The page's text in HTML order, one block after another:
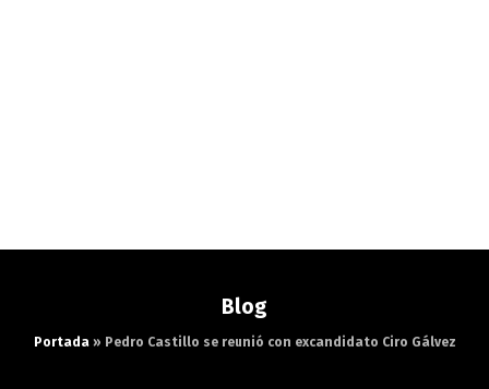
Blog
Portada» Pedro Castillo se reunió con excandidato Ciro Gálvez